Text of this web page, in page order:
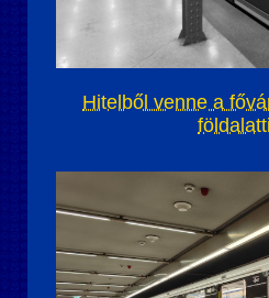
Hitelből venne a